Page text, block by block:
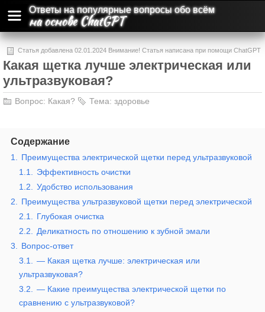
Ответы на популярные вопросы обо всём
на основе ChatGPT
Статья добавлена 02.01.2024 Внимание! Статья написана при помощи ChatGPT
и может содержать ошибки и неточности.
Какая щетка лучше электрическая или
ультразвуковая?
Вопрос: Какая? Тема: здоровье
Содержание
1.
Преимущества электрической щетки перед ультразвуковой
1.1.
Эффективность очистки
1.2.
Удобство использования
2.
Преимущества ультразвуковой щетки перед электрической
2.1.
Глубокая очистка
2.2.
Деликатность по отношению к зубной эмали
3.
Вопрос-ответ
3.1.
— Какая щетка лучше: электрическая или
ультразвуковая?
3.2.
— Какие преимущества электрической щетки по
сравнению с ультразвуковой?